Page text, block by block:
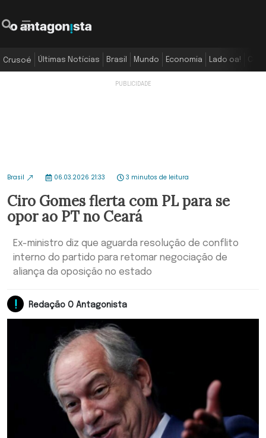
Crusoé Últimas Notícias Brasil Mundo Economia Lado oa!
Brasil 06.03.2026 21:33 3 minutos de leitura
Ciro Gomes flerta com PL para se
opor ao PT no Ceará
Ex-ministro diz que aguarda resolução de conflito
interno do partido para retomar negociação de
aliança da oposição no estado
Redação O Antagonista